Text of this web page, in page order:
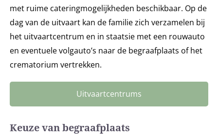
met ruime cateringmogelijkheden beschikbaar. Op de
dag van de uitvaart kan de familie zich verzamelen bij
het uitvaartcentrum en in staatsie met een rouwauto
en eventuele volgauto’s naar de begraafplaats of het
crematorium vertrekken.
Uitvaartcentrums
Keuze van begraafplaats